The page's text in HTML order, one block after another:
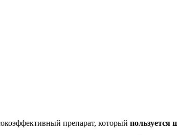
препарат, который пользуется